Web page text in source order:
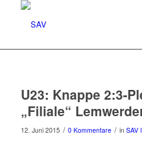
U23: Knappe 2:3-
„Filiale“
12. Juni 2015 / 0 Kommentare / in SAV